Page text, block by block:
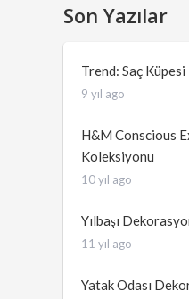
Son Yazılar
Trend: Saç
9 yıl ago
H&M Conscious
Koleksiyonu
10 yıl ago
Yılbaşı
11 yıl ago
Yatak Odası